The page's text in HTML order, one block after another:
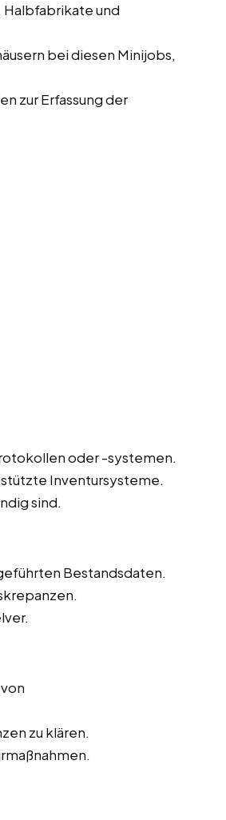
Halbfabrikate und
bei diesen Minijobs,
zur Erfassung der
oder -systemen.
Inventursysteme.
sind.
Bestandsdaten.
zu klären.